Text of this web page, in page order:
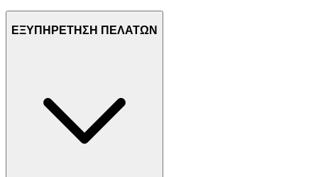
ΕΞΥΠΗΡΕΤΗΣΗ ΠΕΛΑΤΩΝ